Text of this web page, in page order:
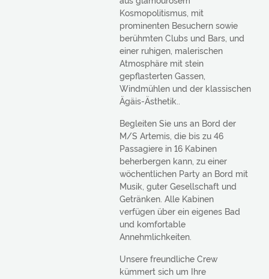
Kosmopolitismus, mit
prominenten Besuchern sowie
berühmten Clubs und Bars, und
einer ruhigen, malerischen
Atmosphäre mit stein
gepflasterten Gassen,
Windmühlen und der klassischen
Ägäis-Ästhetik..
Begleiten Sie uns an Bord der
M/S Artemis, die bis zu 46
Passagiere in 16 Kabinen
beherbergen kann, zu einer
wöchentlichen Party an Bord mit
Musik, guter Gesellschaft und
Getränken. Alle Kabinen
verfügen über ein eigenes Bad
und komfortable
Annehmlichkeiten.
Unsere freundliche Crew
kümmert sich um Ihre